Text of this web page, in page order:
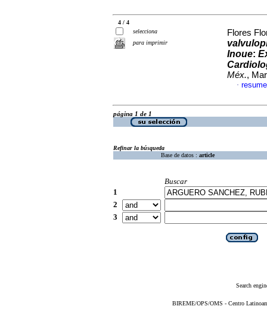
4 / 4
selecciona
para imprimir
Flores
Inoue:
Méx.,
·
página 1 de 1
Refinar la búsqueda
Base de datos : article
Buscar
1
2
3
Search
BIREME/OPS/OMS - Centro